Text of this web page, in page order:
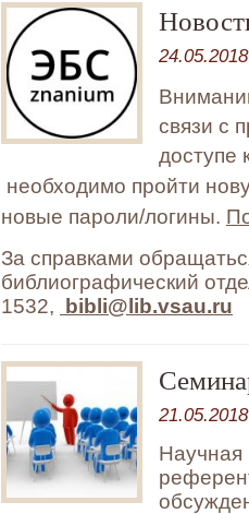
24.05.2018
связи с
доступе
необходимо пройти
новые пароли/логины.
За справками
библиографический
1532,
bibli@lib.vsau.ru
21.05.2018
Научная